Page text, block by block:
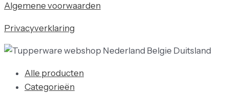
Algemene voorwaarden
Privacyverklaring
Alle producten
Categorieën